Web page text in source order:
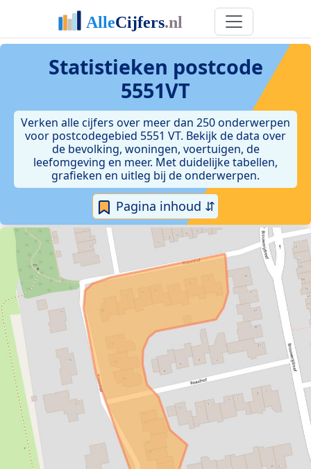
Statistieken postcode
5551VT
Verken alle cijfers over meer dan 250 onderwerpen
voor postcodegebied 5551 VT. Bekijk de data over
de bevolking, woningen, voertuigen, de
leefomgeving en meer. Met duidelijke tabellen,
grafieken en uitleg bij de onderwerpen.
Pagina inhoud ⇵